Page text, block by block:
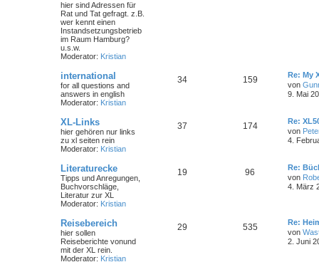
hier sind Adressen für
Rat und Tat gefragt. z.B.
wer kennt einen
Instandsetzungsbetrieb
im Raum Hamburg?
u.s.w.
Moderator: Kristian
international
for all questions and
answers in english
Moderator: Kristian
34 159
Re: My
von
9. Mai
XL-Links
hier gehören nur links
zu xl seiten rein
Moderator: Kristian
37 174
Re:
von
4.
Literaturecke
Tipps und Anregungen,
Buchvorschläge,
Literatur zur XL
Moderator: Kristian
19 96
Re:
von
4. März
Reisebereich
hier sollen
Reiseberichte vonund
mit der XL rein.
Moderator: Kristian
29 535
Re:
von
2. Juni